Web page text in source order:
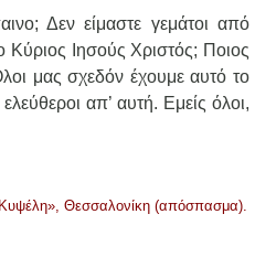
Δεν είμαστε γεμάτοι από
Ιησούς Χριστός; Ποιος
μας σχεδόν έχουμε αυτό το
απ’ αυτή. Εμείς όλοι,
Κυψέλη», Θεσσαλονίκη (απόσπασμα).